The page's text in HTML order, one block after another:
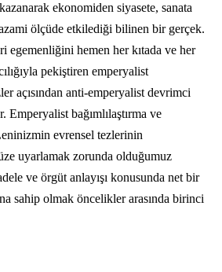
ekonomiden siyasete, sanata
ölçüde etkilediği bilinen bir gerçek.
egemenliğini hemen her kıtada ve her
pekiştiren emperyalist
açısından anti-emperyalist devrimci
Emperyalist bağımlılaştırma ve
evrensel tezlerinin
uyarlamak zorunda olduğumuz
ve örgüt anlayışı konusunda net bir
sahip olmak öncelikler arasında birinci